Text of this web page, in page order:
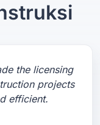
the licensing
projects
efficient.